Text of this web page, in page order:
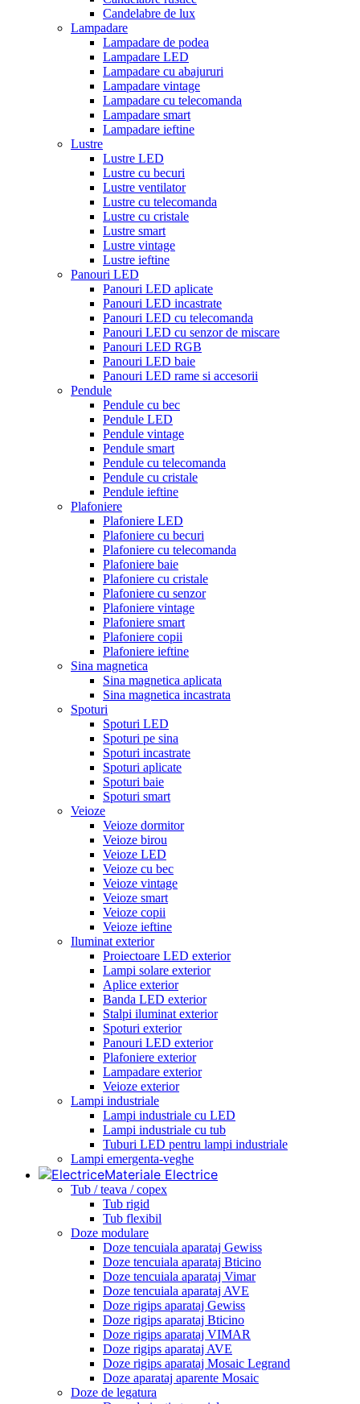
Candelabre de lux
Lampadare
Lampadare de podea
Lampadare LED
Lampadare cu abajururi
Lampadare vintage
Lampadare cu telecomanda
Lampadare smart
Lampadare ieftine
Lustre
Lustre LED
Lustre cu becuri
Lustre ventilator
Lustre cu telecomanda
Lustre cu cristale
Lustre smart
Lustre vintage
Lustre ieftine
Panouri LED
Panouri LED aplicate
Panouri LED incastrate
Panouri LED cu telecomanda
Panouri LED cu senzor de miscare
Panouri LED RGB
Panouri LED baie
Panouri LED rame si accesorii
Pendule
Pendule cu bec
Pendule LED
Pendule vintage
Pendule smart
Pendule cu telecomanda
Pendule cu cristale
Pendule ieftine
Plafoniere
Plafoniere LED
Plafoniere cu becuri
Plafoniere cu telecomanda
Plafoniere baie
Plafoniere cu cristale
Plafoniere cu senzor
Plafoniere vintage
Plafoniere smart
Plafoniere copii
Plafoniere ieftine
Sina magnetica
Sina magnetica aplicata
Sina magnetica incastrata
Spoturi
Spoturi LED
Spoturi pe sina
Spoturi incastrate
Spoturi aplicate
Spoturi baie
Spoturi smart
Veioze
Veioze dormitor
Veioze birou
Veioze LED
Veioze cu bec
Veioze vintage
Veioze smart
Veioze copii
Veioze ieftine
Iluminat exterior
Proiectoare LED exterior
Lampi solare exterior
Aplice exterior
Banda LED exterior
Stalpi iluminat exterior
Spoturi exterior
Panouri LED exterior
Plafoniere exterior
Lampadare exterior
Veioze exterior
Lampi industriale
Lampi industriale cu LED
Lampi industriale cu tub
Tuburi LED pentru lampi industriale
Lampi emergenta-veghe
Materiale Electrice
Tub / teava / copex
Tub rigid
Tub flexibil
Doze modulare
Doze tencuiala aparataj Gewiss
Doze tencuiala aparataj Bticino
Doze tencuiala aparataj Vimar
Doze tencuiala aparataj AVE
Doze rigips aparataj Gewiss
Doze rigips aparataj Bticino
Doze rigips aparataj VIMAR
Doze rigips aparataj AVE
Doze rigips aparataj Mosaic Legrand
Doze aparataj aparente Mosaic
Doze de legatura